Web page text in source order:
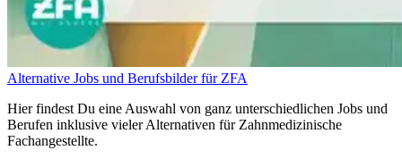
Alternative Jobs und Berufsbilder für ZFA
Hier findest Du eine Auswahl von ganz unterschiedlichen Jobs und
Berufen inklusive vieler Alternativen für Zahnmedizinische
Fachangestellte.